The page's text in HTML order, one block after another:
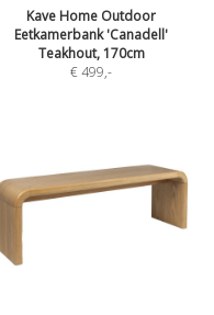
Kave Home Outdoor
Eetkamerbank 'Canadell'
Teakhout, 170cm
€ 499,-